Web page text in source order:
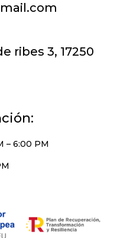
ribes 3, 17250
– 6:00 PM